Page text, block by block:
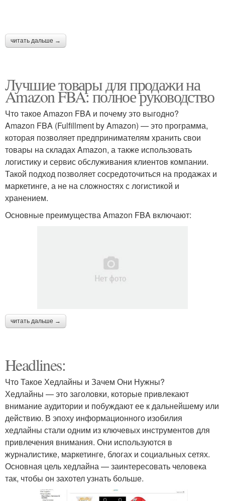
читать дальше →
Лучшие товары для продажи на
Amazon FBA: полное руководство
Что такое Amazon FBA и почему это выгодно?
Amazon FBA (Fulfillment by Amazon) — это программа,
которая позволяет предпринимателям хранить свои
товары на складах Amazon, а также использовать
логистику и сервис обслуживания клиентов компании.
Такой подход позволяет сосредоточиться на продажах и
маркетинге, а не на сложностях с логистикой и
хранением.
Основные преимущества Amazon FBA включают:
читать дальше →
Headlines:
Что Такое Хедлайны и Зачем Они Нужны?
Хедлайны — это заголовки, которые привлекают
внимание аудитории и побуждают ее к дальнейшему или
действию. В эпоху информационного изобилия
хедлайны стали одним из ключевых инструментов для
привлечения внимания. Они используются в
журналистике, маркетинге, блогах и социальных сетях.
Основная цель хедлайна — заинтересовать человека
так, чтобы он захотел узнать больше.